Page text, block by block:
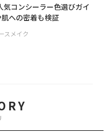
気コンシーラー色選びガイ
への密着も検証
スメイク